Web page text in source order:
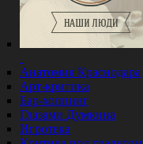
Анатомия Краснодара
Арт-критика
Бар-хоппинг
Глазами Думкина
Игротека